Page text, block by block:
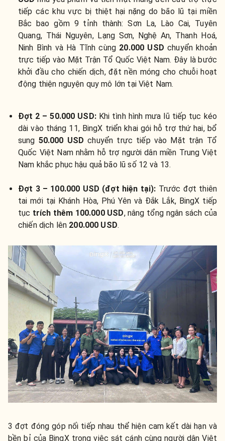
tiếp các khu vực bị thiệt hại nặng do bão lũ tại miền
Bắc bao gồm 9 tỉnh thành: Sơn La, Lào Cai, Tuyên
Quang, Thái Nguyên, Lạng Sơn, Nghệ An, Thanh Hoá,
Ninh Bình và Hà Tĩnh cùng 20.000 USD chuyển khoản
trực tiếp vào Mặt Trận Tổ Quốc Việt Nam. Đây là bước
khởi đầu cho chiến dịch, đặt nền móng cho chuỗi hoạt
động thiện nguyện quy mô lớn tại Việt Nam.
Đợt 2 – 50.000 USD:Khi tình hình mưa lũ tiếp tục kéo
dài vào tháng 11, BingX triển khai gói hỗ trợ thứ hai, bổ
sung 50.000 USD chuyển trực tiếp vào Mặt trận Tổ
Quốc Việt Nam nhằm hỗ trợ người dân miền Trung Việt
Nam khắc phục hậu quả bão lũ số 12 và 13.
Đợt 3 – 100.000 USD (đợt hiện tại): Trước đợt thiên
tai mới tại Khánh Hòa, Phú Yên và Đắk Lắk, BingX tiếp
tục trích thêm 100.000 USD, nâng tổng ngân sách của
chiến dịch lên 200.000 USD.
3 đợt đóng góp nối tiếp nhau thể hiện cam kết dài hạn và
bền bỉ của BingX trong việc sát cánh cùng người dân Việt